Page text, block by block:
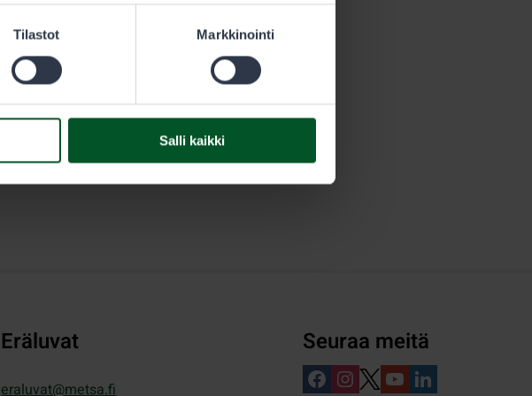
Tilastot Markkinointi
Salli kaikki
Eräluvat
eraluvat@metsa.fi
Seuraa meitä